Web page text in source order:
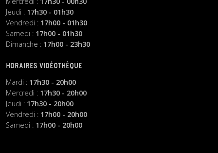
Jeudi : 17h30 - 01h30
Vendredi : 17h00 - 01h30
Samedi : 17h00 - 01h30
Dimanche : 17h00 - 23h30
HORAIRES VIDÉOTHÈQUE
Mardi : 17h30 - 20h00
Mercredi : 17h30 - 20h00
Jeudi : 17h30 - 20h00
Vendredi : 17h00 - 20h00
Samedi : 17h00 - 20h00